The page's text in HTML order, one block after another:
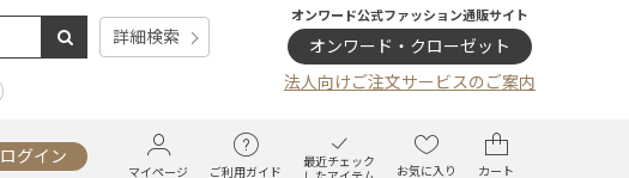
詳細検索
オンワード公式ファッション通販サイト
オンワード・クローゼット
法人向けご注文サービスのご案内
ログイン
マイページ ご利用ガイド
最近チェック
お気に入り カート